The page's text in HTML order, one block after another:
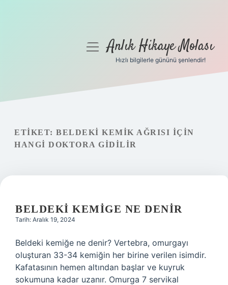
Gizlilik Politikası
Hakkımızda
menüyüAnlık Hikaye Molası
Hızlı bilgilerle gününü şenlendir!
ETIKET: BELDEKI KEMIK AĞRISI IÇIN
HANGI DOKTORA GIDILIR
BELDEKI KEMIGE NE DENIR
Tarih: Aralık 19, 2024
Beldeki kemiğe ne denir? Vertebra, omurgayı
oluşturan 33-34 kemiğin her birine verilen isimdir.
Kafatasının hemen altından başlar ve kuyruk
sokumuna kadar uzanır. Omurga 7 servikal